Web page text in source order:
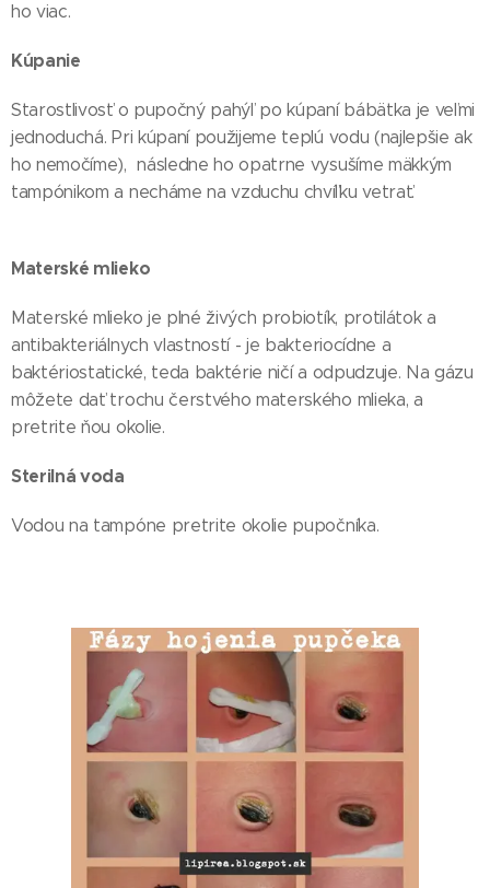
ho viac.
Kúpanie
Starostlivosť o pupočný pahýľ po kúpaní bábätka je veľmi
jednoduchá. Pri kúpaní použijeme teplú vodu (najlepšie ak
ho nemočíme), následne ho opatrne vysušíme mäkkým
tampónikom a necháme na vzduchu chvíľku vetrať.
Materské mlieko
Materské mlieko je plné živých probiotík, protilátok a
antibakteriálnych vlastností - je bakteriocídne a
baktériostatické, teda baktérie ničí a odpudzuje. Na gázu
môžete dať trochu čerstvého materského mlieka, a
pretrite ňou okolie.
Sterilná voda
Vodou na tampóne pretrite okolie pupočníka.